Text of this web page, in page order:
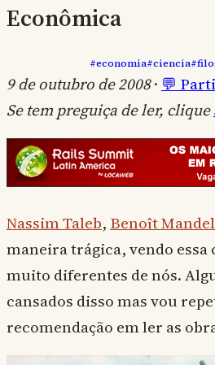
Econômica
#economia#ciencia
9 de outubro de 2008· 💬
Se tem preguiça de ler, clique
Nassim Taleb, Benoît
maneira trágica, vendo essa
muito diferentes de nós.
cansados disso mas vou
recomendação em ler as